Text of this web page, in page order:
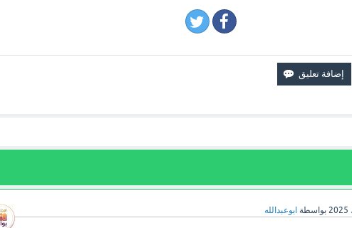
بواسطة ابوعبدالله